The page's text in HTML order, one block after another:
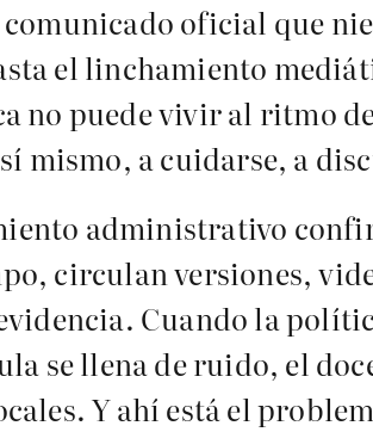
oficial que
el linchamiento
no puede vivir al ritmo
mismo, a cuidarse, a
administrativo
circulan versiones,
Cuando la
se llena de ruido, el
Y ahí está el